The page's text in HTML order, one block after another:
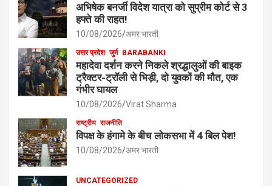
अभिषेक बनर्जी विदेश यात्रा को सुप्रीम कोर्ट से 3
हफ्ते की राहत!
10/08/2026 अमर भारती
उत्तर प्रदेश जुर्म BARABANKI
महादेवा दर्शन करने निकले श्रद्धालुओं की बाइक
ट्रैक्टर-ट्रॉली से भिड़ी, दो युवकों की मौत, एक
गंभीर घायल
10/08/2026 Virat Sharma
राष्ट्रीय राजनीति
विपक्ष के हंगामे के बीच लोकसभा में 4 बिल पेश!
10/08/2026 अमर भारती
UNCATEGORIZED